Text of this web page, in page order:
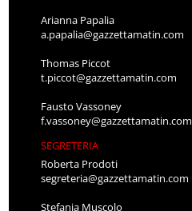
Arianna Papalia
a.papalia@gazzettamatin.com
Thomas Piccot
t.piccot@gazzettamatin.com
Fausto Vassoney
f.vassoney@gazzettamatin.com
SEGRETERIA
Roberta Prodoti
segreteria@gazzettamatin.com
Stefania Muscolo